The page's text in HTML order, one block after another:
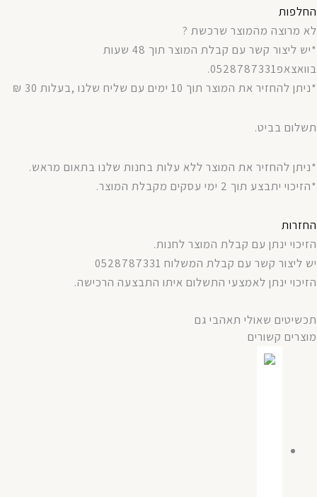
החלפות
לא מרוצה מהמוצר שרכשת ?
*יש ליצור קשר עם קבלת המוצר תוך 48 שעות
בוואצאפ0528787331.
*ניתן להחזיר את המוצר תוך 10 ימים עם שליח שלנו ,בעלות 30 ₪
תשלום בביט.
*ניתן להחזיר את המוצר ללא עלות בחנות שלנו בתאום מראש.
*הזיכוי יתבצע תוך 2 ימי עסקים מקבלת המוצר.
החזרות
הזיכוי ינתן עם קבלת המוצר לחנות.
יש ליצור קשר עם קבלת המשלוח 0528787331
הזיכוי ינתן לאמצעי התשלום איתו התבצעה הרכישה.
תכשיטים שאולי תאהבי גם
מוצרים קשורים